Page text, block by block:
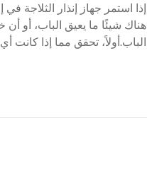
إذا استمر جهاز إنذار الثلاجة
هناك شيئًا ما يعيق الباب، أو
الباب.أولاً، تحقق مما إذا كانت